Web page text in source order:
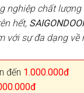
nghiệp chất lượng
hết,
với sự đa dạng về
đến 1.000.000đ